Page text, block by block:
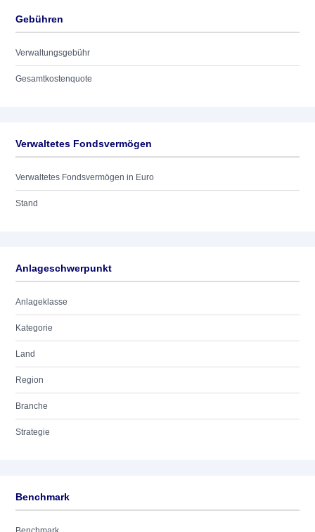
Gebühren
Verwaltungsgebühr
Gesamtkostenquote
Verwaltetes Fondsvermögen
Verwaltetes Fondsvermögen in Euro
Stand
Anlageschwerpunkt
Anlageklasse
Kategorie
Land
Region
Branche
Strategie
Benchmark